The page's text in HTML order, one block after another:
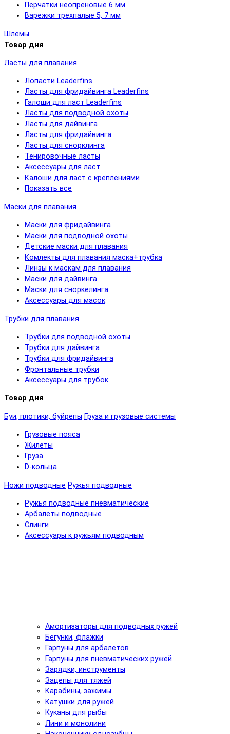
Перчатки неопреновые 6 мм
Варежки трехпалые 5, 7 мм
Шлемы
Товар дня
Ласты для плавания
Лопасти Leaderfins
Ласты для фридайвинга Leaderfins
Галоши для ласт Leaderfins
Ласты для подводной охоты
Ласты для дайвинга
Ласты для фридайвинга
Ласты для снорклинга
Тенировочные ласты
Аксессуары для ласт
Калоши для ласт с креплениями
Показать все
Маски для плавания
Маски для фридайвинга
Маски для подводной охоты
Детские маски для плавания
Комлекты для плавания маска+трубка
Линзы к маскам для плавания
Маски для дайвинга
Маски для сноркелинга
Аксессуары для масок
Трубки для плавания
Трубки для подводной охоты
Трубки для дайвинга
Трубки для фридайвинга
Фронтальные трубки
Аксессуары для трубок
Товар дня
Буи, плотики, буйрепы Груза и грузовые системы
Грузовые пояса
Жилеты
Груза
D-кольца
Ножи подводные Ружья подводные
Ружья подводные пневматические
Арбалеты подводные
Слинги
Аксессуары к ружьям подводным
Амортизаторы для подводных ружей
Бегунки, флажки
Гарпуны для арбалетов
Гарпуны для пневматических ружей
Зарядки, инструменты
Зацепы для тяжей
Карабины, зажимы
Катушки для ружей
Куканы для рыбы
Лини и монолини